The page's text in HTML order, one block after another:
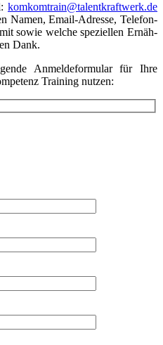
komkomtrain@talentkraftwerk.de
Namen, Email-Adres­se, Tele­fon­
sowie wel­che spe­zi­el­len Ernäh­
Dank.
Anmel­de­for­mu­lar für Ihre
Trai­ning nutzen: